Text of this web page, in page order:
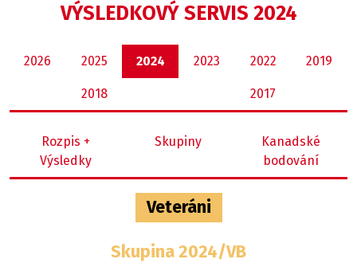
VÝSLEDKOVÝ SERVIS 2024
2026 2025 2024 2023 2022 2019
2018 2017
Rozpis +
Výsledky
Skupiny
Kanadské
bodování
Veteráni
Skupina 2024/VB